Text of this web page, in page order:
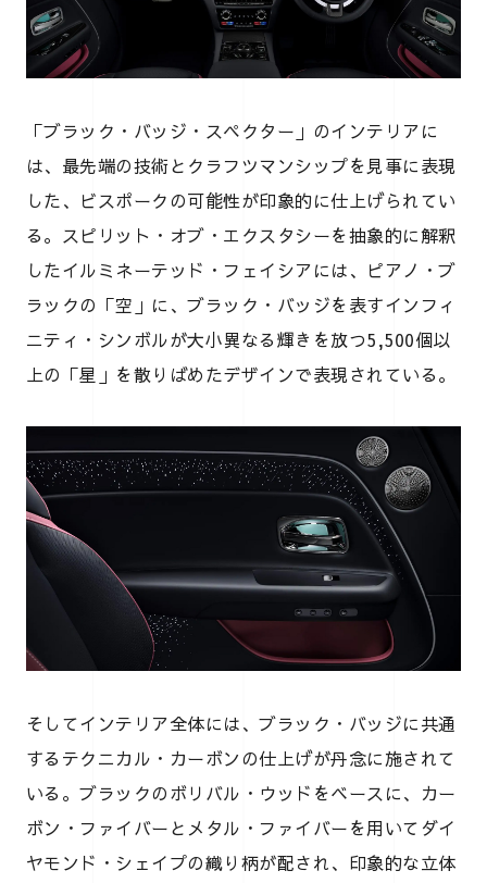
「ブラック・バッジ・スペクター」のインテリアに
は、最先端の技術とクラフツマンシップを見事に表現
した、ビスポークの可能性が印象的に仕上げられてい
る。スピリット・オブ・エクスタシーを抽象的に解釈
したイルミネーテッド・フェイシアには、ピアノ・ブ
ラックの「空」に、ブラック・バッジを表すインフィ
ニティ・シンボルが大小異なる輝きを放つ5,500個以
上の「星」を散りばめたデザインで表現されている。
そしてインテリア全体には、ブラック・バッジに共通
するテクニカル・カーボンの仕上げが丹念に施されて
いる。ブラックのボリバル・ウッドをベースに、カー
ボン・ファイバーとメタル・ファイバーを用いてダイ
ヤモンド・シェイプの織り柄が配され、印象的な立体